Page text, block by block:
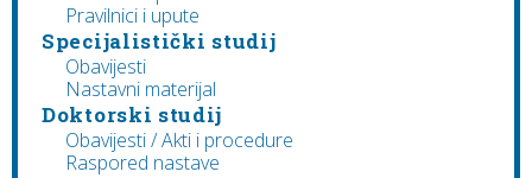
Pravilnici i upute
Specijalistički studij
Obavijesti
Nastavni materijal
Doktorski studij
Obavijesti / Akti i procedure
Raspored nastave